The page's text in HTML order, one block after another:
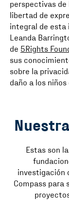
perspectivas de
libertad de
integral de esta
Leanda
de 5Rights
sus
sobre la
daño a los
Estas son
investigación
Compass para